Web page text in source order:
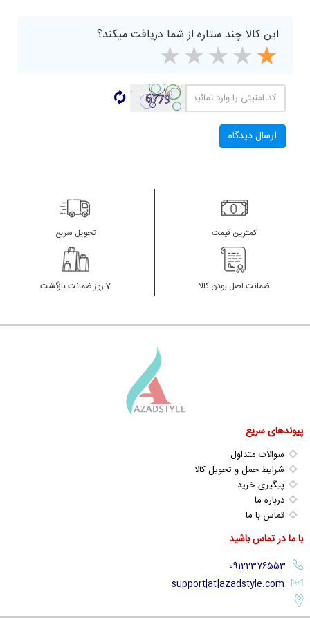
این کالا چند ستاره از شما دریافت میکند؟
کمترین قیمت تحویل سریع
ضمانت اصل بودن کالا 7 روز ضمانت بازگشت
پیوندهای سریع
سوالات متداول
شرایط حمل و تحویل کالا
پیگیری خرید
درباره ما
تماس با ما
با ما در تماس باشید
support[at]azadstyle.com